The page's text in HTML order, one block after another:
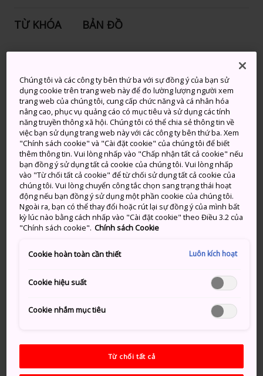
TỪ KHÓA BẢN ĐỒ
nóng hình thành từ núi lửa sâu
trong các ngọn núi ở Kyushu
Suối nước nóng Kirishima là một trong những khu
nghỉ dưỡng suối nước nóng nổi tiếng nhất Nhật Bản.
Nép mình dưới chân dãy Kirishima thuộc Kyushu,
những thị trấn suối nước nóng mơ màng của vùng sẽ
mang lại trải nghiệm tuyệt vời cho những ai đến khám
phá.
Thông tin nhanh
Hơn mười suối nước nóng tập trung tại khu vực này
Sakurajima từ một số nơi tại Suối nước nóng
Suối nước nóng Kirishima dễ dàng đến được bằng xe
Chúng tôi và các công ty bên thứ ba với sự đồng ý của bạn sử
dụng cookie trên trang web này để đo lường lượng người xem
trang web của chúng tôi, cung cấp chức năng và cá nhân hóa
nâng cao, phục vụ quảng cáo có mục tiêu và sử dụng các tính
năng truyền thông xã hội. Chúng tôi có thể chia sẻ thông tin về
việc bạn sử dụng trang web này với các công ty bên thứ ba. Xem
"Chính sách cookie" và "Cài đặt cookie" của chúng tôi để biết
thêm thông tin. Vui lòng nhấp vào "Chấp nhận tất cả cookie" nếu
bạn đồng ý sử dụng tất cả cookie của chúng tôi. Vui lòng nhấp
vào "Từ chối tất cả cookie" để từ chối sử dụng tất cả cookie của
chúng tôi. Vui lòng chuyển công tắc chọn sang trạng thái hoạt
động nếu bạn đồng ý sử dụng một phần cookie của chúng tôi.
Ngoài ra, bạn có thể thay đổi hoặc rút lại sự đồng ý của mình bất
kỳ lúc nào bằng cách nhấp vào "Cài đặt cookie" theo Điều 3.2 của
"Chính sách cookie". Chính sách Cookie
Cookie hoàn toàn cần thiết Luôn kích hoạt
Cookie hiệu suất
Cookie nhắm mục tiêu
Từ chối tất cả